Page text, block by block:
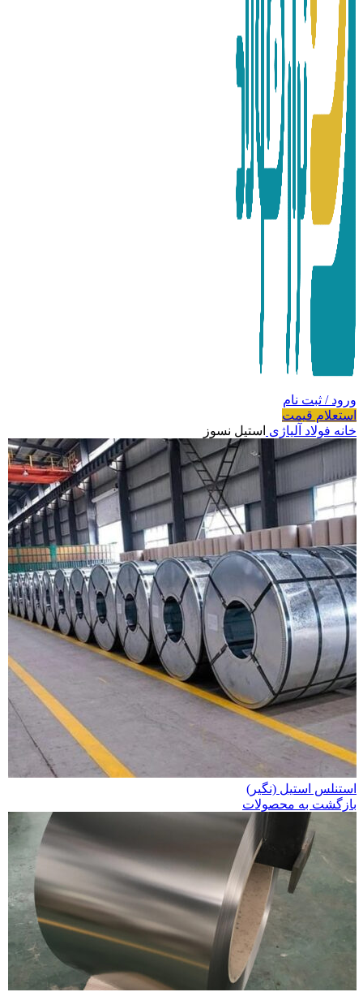
ورود / ثبت نام
استعلام قیمت
خانه فولاد آلیاژی استیل نسوز
استنلس استیل (نگیر)
بازگشت به محصولات